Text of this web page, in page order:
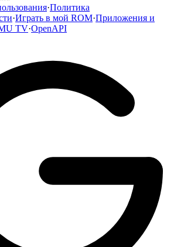
·Политика
·Играть в мой ROM·Приложения и
TV·OpenAPI